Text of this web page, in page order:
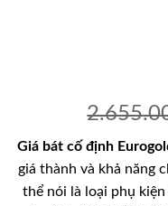
Giá bát cố định
giá thành và khả năng
thể nói là loại phụ